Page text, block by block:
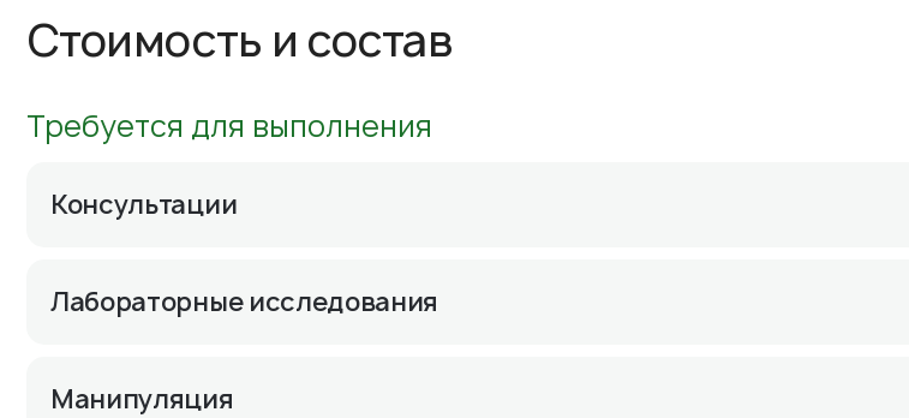
Стоимость и состав
Требуется для выполнения
Консультации
Лабораторные исследования
Манипуляция